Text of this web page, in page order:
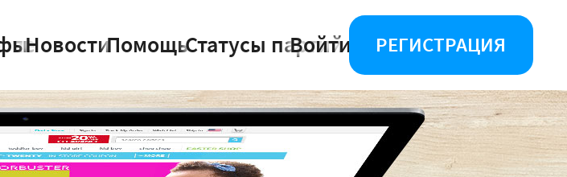
НовостиПомощьСтатусы партий
Войти РЕГИСТРАЦИЯ